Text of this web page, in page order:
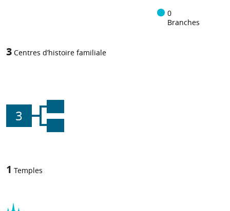
0
Branches
3 Centres d’histoire familiale
3
1 Temples